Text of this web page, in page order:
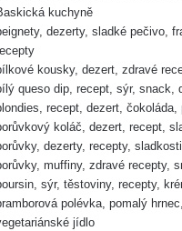
kuchyně
dezerty, sladké pečivo,
kousky, dezert, zdravé
queso dip, recept, sýr, snack,
recept, dezert, čokoláda,
koláč, dezert, recept,
dezerty, recepty,
muffiny, zdravé recepty,
sýr, těstoviny, recepty,
polévka, pomalý
jídlo